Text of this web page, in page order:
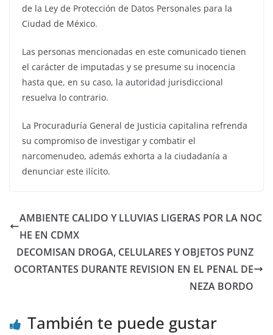
de la Ley de Protección de Datos Personales para la
Ciudad de México.
Las personas mencionadas en este comunicado tienen
el carácter de imputadas y se presume su inocencia
hasta que, en su caso, la autoridad jurisdiccional
resuelva lo contrario.
La Procuraduría General de Justicia capitalina refrenda
su compromiso de investigar y combatir el
narcomenudeo, además exhorta a la ciudadanía a
denunciar este ilícito.
AMBIENTE CALIDO Y LLUVIAS LIGERAS POR LA NOC
HE EN CDMX
DECOMISAN DROGA, CELULARES Y OBJETOS PUNZ
OCORTANTES DURANTE REVISION EN EL PENAL DE
NEZA BORDO
También te puede gustar